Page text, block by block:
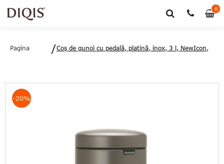
00
Pagina
Coş de gunoi cu pedală, platină, inox, 3 l, NewIcon,
-20%